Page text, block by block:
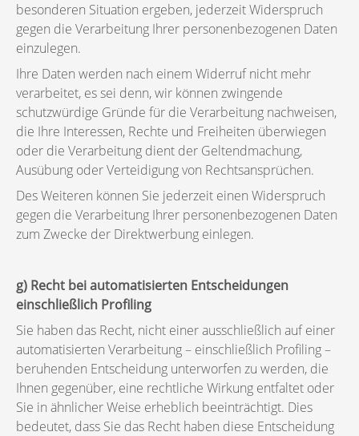
besonderen Situation ergeben, jederzeit Widerspruch
gegen die Verarbeitung Ihrer personenbezogenen Daten
einzulegen.
Ihre Daten werden nach einem Widerruf nicht mehr
verarbeitet, es sei denn, wir können zwingende
schutzwürdige Gründe für die Verarbeitung nachweisen,
die Ihre Interessen, Rechte und Freiheiten überwiegen
oder die Verarbeitung dient der Geltendmachung,
Ausübung oder Verteidigung von Rechtsansprüchen.
Des Weiteren können Sie jederzeit einen Widerspruch
gegen die Verarbeitung Ihrer personenbezogenen Daten
zum Zwecke der Direktwerbung einlegen.
g) Recht bei automatisierten Entscheidungen
einschließlich Profiling
Sie haben das Recht, nicht einer ausschließlich auf einer
automatisierten Verarbeitung – einschließlich Profiling –
beruhenden Entscheidung unterworfen zu werden, die
Ihnen gegenüber, eine rechtliche Wirkung entfaltet oder
Sie in ähnlicher Weise erheblich beeinträchtigt. Dies
bedeutet, dass Sie das Recht haben diese Entscheidung